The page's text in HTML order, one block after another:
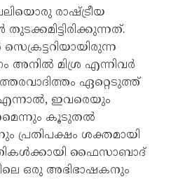
വലിയൊരു രാഷ്ട്രീയ
അനിൽ മിശ്ര എന്നിവർ
ഏറ്റെടുത്ത്
എന്നാൽ, ഇവരെയും
കൂടുതൽ
പ്രതിപക്ഷം ശക്തമായി
ഫൈസാബാദ്
ഒരു അഭിഭാഷകനും